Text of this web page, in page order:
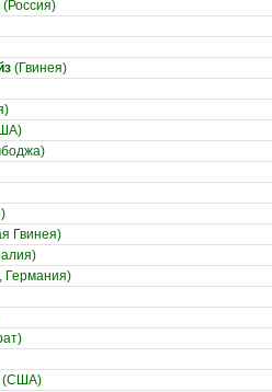
(Россия)
(Гвинея)
Гвинея)
Германия)
(США)